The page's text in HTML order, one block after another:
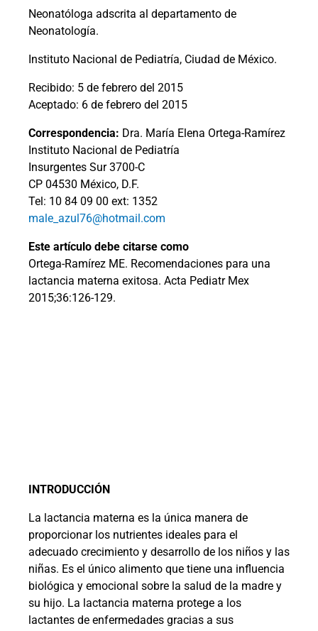
Neonatóloga adscrita al departamento de
Neonatología.
Instituto Nacional de Pediatría, Ciudad de México.
Recibido: 5 de febrero del 2015
Aceptado: 6 de febrero del 2015
Correspondencia: Dra. María Elena Ortega-Ramírez
Instituto Nacional de Pediatría
Insurgentes Sur 3700-C
CP 04530 México, D.F.
Tel: 10 84 09 00 ext: 1352
male_azul76@hotmail.com
Este artículo debe citarse como
Ortega-Ramírez ME. Recomendaciones para una
lactancia materna exitosa. Acta Pediatr Mex
2015;36:126-129.
INTRODUCCIÓN
La lactancia materna es la única manera de
proporcionar los nutrientes ideales para el
adecuado crecimiento y desarrollo de los niños y las
niñas. Es el único alimento que tiene una influencia
biológica y emocional sobre la salud de la madre y
su hijo. La lactancia materna protege a los
lactantes de enfermedades gracias a sus